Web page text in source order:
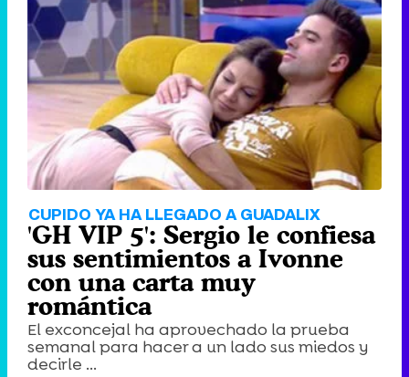
CUPIDO YA HA LLEGADO A GUADALIX
'GH VIP 5': Sergio le confiesa
sus sentimientos a Ivonne
con una carta muy
romántica
El exconcejal ha aprovechado la prueba
semanal para hacer a un lado sus miedos y
decirle ...